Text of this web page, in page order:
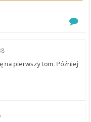
na pierwszy tom. Później